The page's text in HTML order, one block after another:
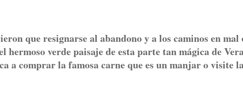
que resignarse al abandono y a los caminos en mal
hermoso verde paisaje de esta parte tan mágica de
a comprar la famosa carne que es un manjar o visite